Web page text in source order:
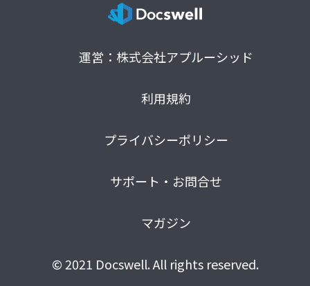
運営：株式会社アプルーシッド
利用規約
プライバシーポリシー
サポート・お問合せ
マガジン
© 2021 Docswell. All rights reserved.